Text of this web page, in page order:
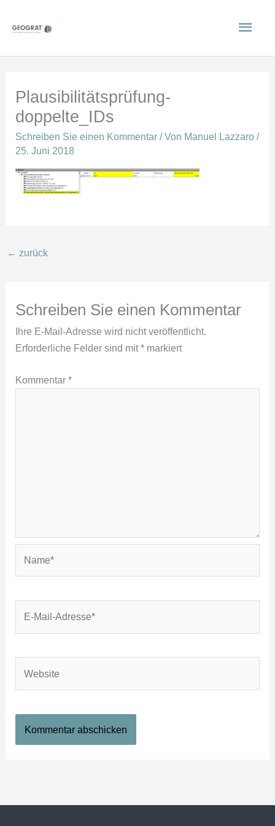
Inhalt
Plausibilitätsprüfung-
doppelte_IDs
Schreiben Sie einen Kommentar / Von Manuel Lazzaro/
25. Juni 2018
← zurück
Schreiben Sie einen Kommentar
Ihre E-Mail-Adresse wird nicht veröffentlicht.
Erforderliche Felder sind mit* markiert
Kommentar*